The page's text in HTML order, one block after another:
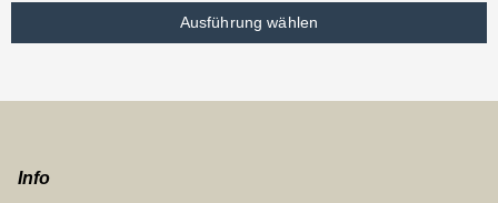
Ausführung wählen
Info